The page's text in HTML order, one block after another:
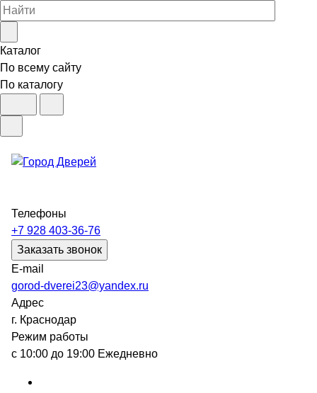
Каталог
По всему сайту
По каталогу
Телефоны
+7 928 403-36-76
Заказать звонок
E-mail
gorod-dverei23@yandex.ru
Адрес
г. Краснодар
Режим работы
с 10:00 до 19:00 Ежедневно